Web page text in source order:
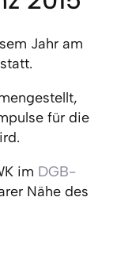
Jahr am
für die
im DGB-
Nähe des